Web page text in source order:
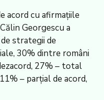
acord cu afirmațiile
Georgescu a
strategii de
30% dintre români
27% – total
– parțial de acord,